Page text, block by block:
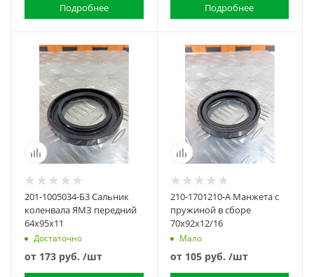
Подробнее Подробнее
201-1005034-Б3 Сальник
коленвала ЯМЗ передний
64х95х11
Достаточно
от 173 руб. /шт
210-1701210-А Манжета с
пружиной в сборе
70х92х12/16
Мало
от 105 руб. /шт